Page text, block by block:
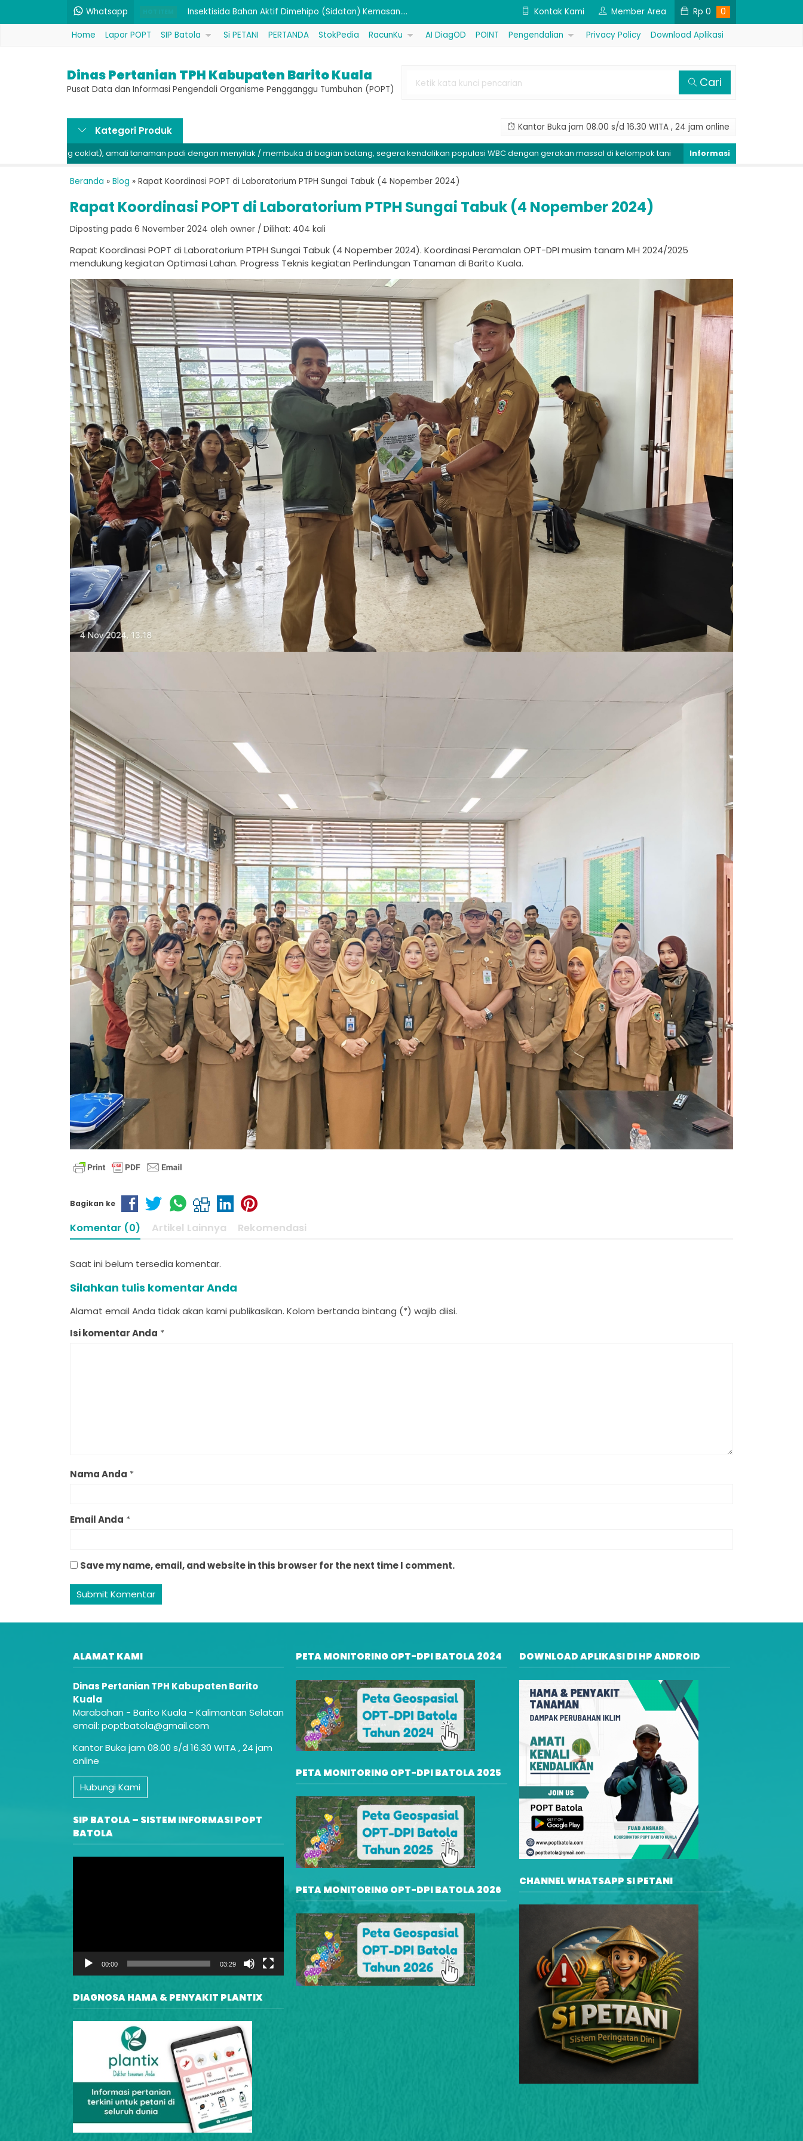
Whatsapp Insektisida Bahan Aktif Dimehipo (Sidatan) Kemasan....
Pembenah Tanah Majemuk (Procal) Kemasan 1 kg....
Bakterisida / Fungisida Bahan Aktif Tembaga Oksida....
Benih Padi Hibrida (Sembada 626)....
Rodentisida Seng Fosfida 80P (Kovin Plus) Kemasan ....
Insektisida Bahan Aktif Dimehipo (Sidatan) Kemasan....
Kontak Kami Member Area Rp 0 0
Home Lapor POPT SIP Batola Si PETANI PERTANDA StokPedia RacunKu AI DiagOD POINT Pengendalian Privacy Policy Download Aplikasi
Dinas Pertanian TPH Kabupaten Barito Kuala
Pusat Data dan Informasi Pengendali Organisme Pengganggu Tumbuhan (POPT) Cari
Kategori Produk Kantor Buka jam 08.00 s/d 16.30 WITA , 24 jam online
coklat), amati tanaman padi dengan menyilak / membuka di bagian batang, segera kendalikan populasi WBC dengan gerakan massal di kelompok tani Peringatan Dini Penyakit Tungro,
Beranda » Blog » Rapat Koordinasi POPT di Laboratorium PTPH Sungai Tabuk (4 Nopember 2024)
Rapat Koordinasi POPT di Laboratorium PTPH Sungai Tabuk (4 Nopember 2024)
Diposting pada 6 November 2024 oleh owner / Dilihat: 404 kali
Rapat Koordinasi POPT di Laboratorium PTPH Sungai Tabuk (4 Nopember 2024). Koordinasi Peramalan OPT-DPI musim tanam MH 2024/2025
mendukung kegiatan Optimasi Lahan. Progress Teknis kegiatan Perlindungan Tanaman di Barito Kuala.
Bagikan ke
Komentar (0) Artikel Lainnya Rekomendasi
Saat ini belum tersedia komentar.
Silahkan tulis komentar Anda
Alamat email Anda tidak akan kami publikasikan. Kolom bertanda bintang (*) wajib diisi.
Isi komentar Anda *
Nama Anda *
Email Anda *
Save my name, email, and website in this browser for the next time I comment.
ALAMAT KAMI
Dinas Pertanian TPH Kabupaten Barito
Kuala
Marabahan - Barito Kuala - Kalimantan Selatan
email: poptbatola@gmail.com
Kantor Buka jam 08.00 s/d 16.30 WITA , 24 jam
online
Hubungi Kami
SIP BATOLA – SISTEM INFORMASI POPT
BATOLA
00:00 03:29
DIAGNOSA HAMA & PENYAKIT PLANTIX
PETA MONITORING OPT-DPI BATOLA 2024
PETA MONITORING OPT-DPI BATOLA 2025
PETA MONITORING OPT-DPI BATOLA 2026
DOWNLOAD APLIKASI DI HP ANDROID
CHANNEL WHATSAPP SI PETANI